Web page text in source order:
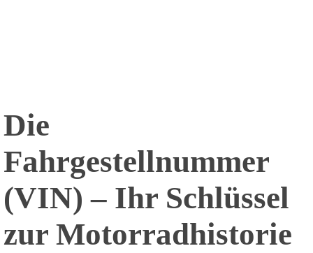
Die
Fahrgestellnummer
(VIN) – Ihr Schlüssel
zur Motorradhistorie